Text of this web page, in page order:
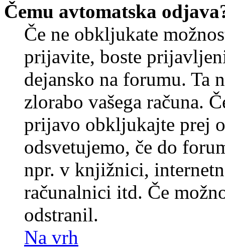
Čemu avtomatska
Če ne obkljukate
prijavite, boste
dejansko na forumu. Ta
zlorabo vašega računa.
prijavo obkljukajte prej
odsvetujemo, če do
npr. v knjižnici,
računalnici itd. Če
odstranil.
Na vrh